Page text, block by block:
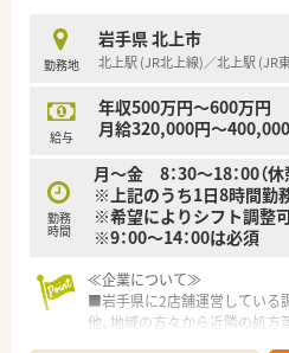
＜ こんな方を歓迎 ＞
☆在宅医療に携わりたい方
☆最新機材が整った環境で働
☆転勤なく、長く働きたい方
勤務地
岩手県 北上市
北上駅 (JR北上線)／北上駅 (JR
給与
年収500万円～600万円
月給320,000円～
勤務
時間
月～金 8：30～18：00（休
※上記のうち1日8時間勤
※希望によりシフト調整
※9：00～14：00は必須
≪企業について≫
■岩手県に2店舗運営している
他、地域の方々から近隣の処方